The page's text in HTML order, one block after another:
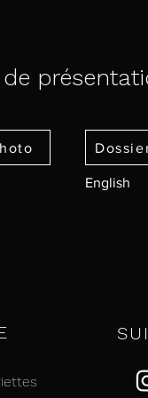
English